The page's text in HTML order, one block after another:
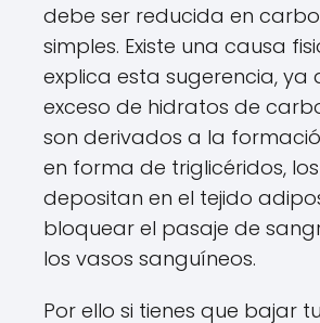
debe ser reducida en
simples. Existe una causa
explica esta sugerencia, ya
exceso de hidratos de
son derivados a la
en forma de triglicéridos,
depositan en el tejido
bloquear el pasaje de
los vasos sanguíneos.
Por ello si tienes que bajar